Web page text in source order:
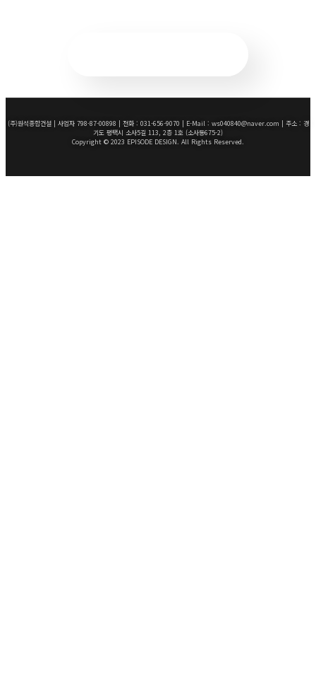
(주)원석종합건설 | 사업자 798-87-00898 | 전화 : 031-656-9070 | E-Mail : ws040840@naver.com | 주소 : 경
기도 평택시 소사5길 113, 2층 1호 (소사동675-2)
Copyright © 2023 EPISODE DESIGN. All Rights Reserved.